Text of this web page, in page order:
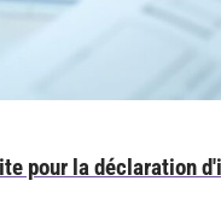
pour la déclaration